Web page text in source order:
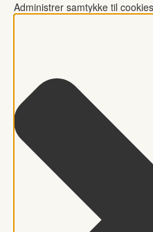
Administrer samtykke til cookies